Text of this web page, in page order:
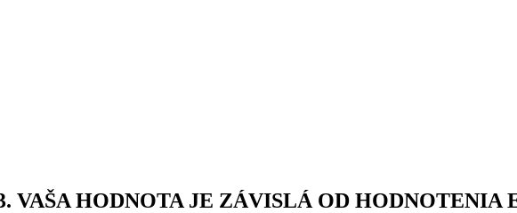
VAŠA HODNOTA JE ZÁVISLÁ OD HODNOTENIA